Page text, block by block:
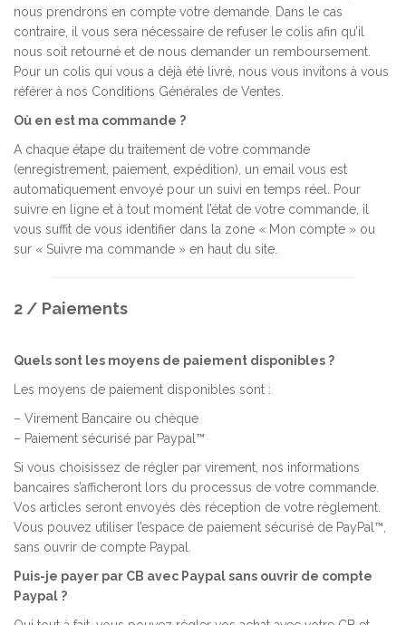
nous prendrons en compte votre demande. Dans le cas
contraire, il vous sera nécessaire de refuser le colis afin qu’il
nous soit retourné et de nous demander un remboursement.
Pour un colis qui vous a déjà été livré, nous vous invitons à vous
référer à nos Conditions Générales de Ventes.
Où en est ma commande ?
A chaque étape du traitement de votre commande
(enregistrement, paiement, expédition), un email vous est
automatiquement envoyé pour un suivi en temps réel. Pour
suivre en ligne et à tout moment l’état de votre commande, il
vous suffit de vous identifier dans la zone « Mon compte » ou
sur « Suivre ma commande » en haut du site.
2 / Paiements
Quels sont les moyens de paiement disponibles ?
Les moyens de paiement disponibles sont :
– Virement Bancaire ou chèque
– Paiement sécurisé par Paypal™
Si vous choisissez de régler par virement, nos informations
bancaires s’afficheront lors du processus de votre commande.
Vos articles seront envoyés dès réception de votre règlement.
Vous pouvez utiliser l’espace de paiement sécurisé de PayPal™,
sans ouvrir de compte Paypal.
Puis-je payer par CB avec Paypal sans ouvrir de compte
Paypal ?